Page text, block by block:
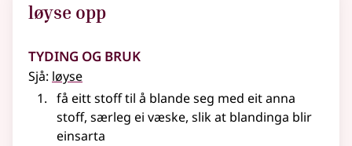
løyse opp
Tyding og bruk
Sjå: løyse
få eitt stoff til å blande seg med eit anna
stoff, særleg ei væske, slik at blandinga blir
einsarta